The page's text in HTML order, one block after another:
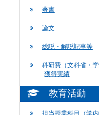
著書
論文
総説・解説記事等
科研費（文科省・学
獲得実績
教育活動
担当授業科目（学内